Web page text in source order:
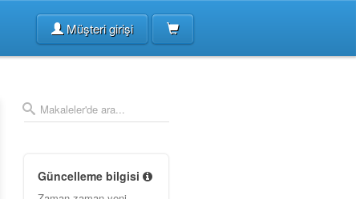
Müşteri girişi
Güncelleme bilgisi